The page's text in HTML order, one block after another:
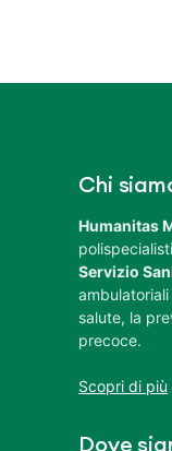
Chi
Humanitas
Servizio
salute, la
precoce.
Scopri di più
Dove